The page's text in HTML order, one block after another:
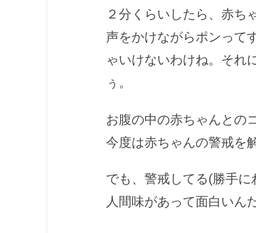
２分くらいしたら、赤ち
声をかけながらポンって
ゃいけないわけね。それ
ぅ。
お腹の中の赤ちゃんとの
今度は赤ちゃんの警戒を
でも、警戒してる(勝手に
人間味があって面白いん